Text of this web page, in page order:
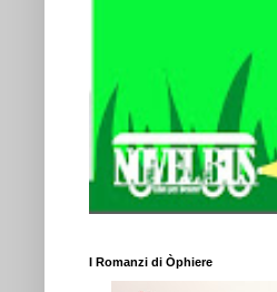
I Romanzi di Òphiere